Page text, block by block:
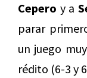
Cepero y a
parar
un juego
rédito (6-3 y